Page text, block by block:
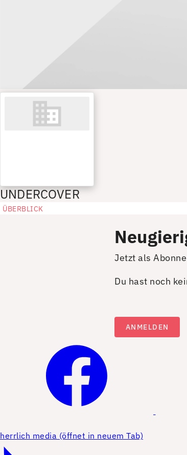
UNDERCOVER
ÜBERBLICK
Jetzt als
Du hast noch
ANMELDEN
herrlich media (öffnet in neuem Tab)